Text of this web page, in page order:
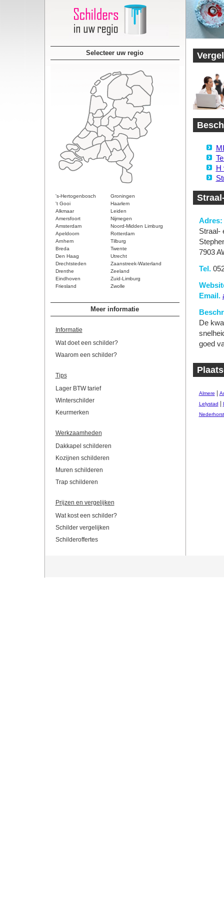
Selecteer uw regio
's-Hertogenbosch
Groningen
't Gooi
Haarlem
Alkmaar
Leiden
Amersfoort
Nijmegen
Amsterdam
Noord-Midden Limburg
Apeldoorn
Rotterdam
Arnhem
Tilburg
Breda
Twente
Den Haag
Utrecht
Drechtsteden
Zaanstreek-Waterland
Drenthe
Zeeland
Eindhoven
Zuid-Limburg
Friesland
Zwolle
Meer informatie
Informatie
Wat doet een schilder?
Waarom een schilder?
Tips
Lager BTW tarief
Winterschilder
Keurmerken
Werkzaamheden
Dakkapel schilderen
Kozijnen schilderen
Muren schilderen
Trap schilderen
Prijzen en vergelijken
Wat kost een schilder?
Schilder vergelijken
Schilderoffertes
H
Adres:
Straal-
7903
Tel.
Email.
De
goed
Almere
Lelystad